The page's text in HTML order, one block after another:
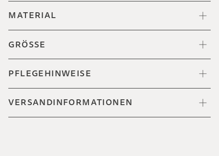
MATERIAL
GRÖSSE
PFLEGEHINWEISE
VERSANDINFORMATIONEN